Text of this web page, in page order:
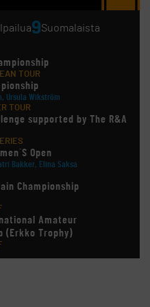
9Suomalaista
TOUR
Ursula Wikström
TOUR
supported by The R&A
Open
Bakker, Elina Saksa
Championship
Amateur
(Erkko Trophy)
Ladies' Amateur